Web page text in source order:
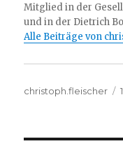
Mitglied in der
und in der Dietrich
Alle Beiträge von
Autor
christoph.fleischer